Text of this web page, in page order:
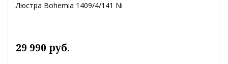
Люстра Bohemia 1409/4/141 Ni
29 990 руб.